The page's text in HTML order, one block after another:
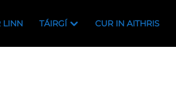
LINN TÁIRGÍ CUR IN AITHRIS